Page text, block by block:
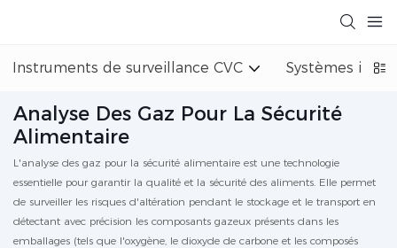
Instruments de surveillance CVC Systèmes
Analyse Des Gaz Pour La Sécurité
Alimentaire
L'analyse des gaz pour la sécurité alimentaire est une technologie
essentielle pour garantir la qualité et la sécurité des aliments. Elle permet
de surveiller les risques d'altération pendant le stockage et le transport en
détectant avec précision les composants gazeux présents dans les
emballages (tels que l'oxygène, le dioxyde de carbone et les composés